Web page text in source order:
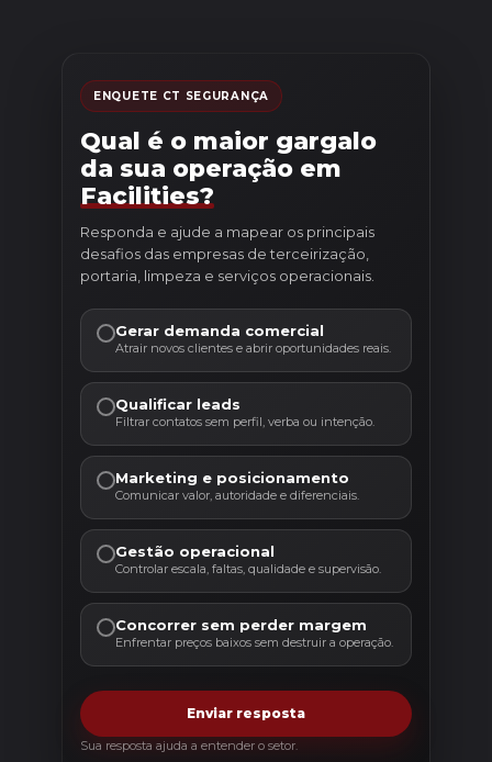
ENQUETE CT SEGURANÇA
Qual é o maior gargalo
da sua operação em
Facilities?
Responda e ajude a mapear os principais
desafios das empresas de terceirização,
portaria, limpeza e serviços operacionais.
Gerar demanda comercial
Atrair novos clientes e abrir oportunidades reais.
Qualificar leads
Filtrar contatos sem perfil, verba ou intenção.
Marketing e posicionamento
Comunicar valor, autoridade e diferenciais.
Gestão operacional
Controlar escala, faltas, qualidade e supervisão.
Concorrer sem perder margem
Enfrentar preços baixos sem destruir a operação.
Enviar resposta
Sua resposta ajuda a entender o setor.